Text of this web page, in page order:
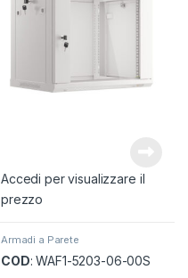
Accedi per visualizzare il
prezzo
Armadi a Parete
COD: WAF1-5203-06-00S